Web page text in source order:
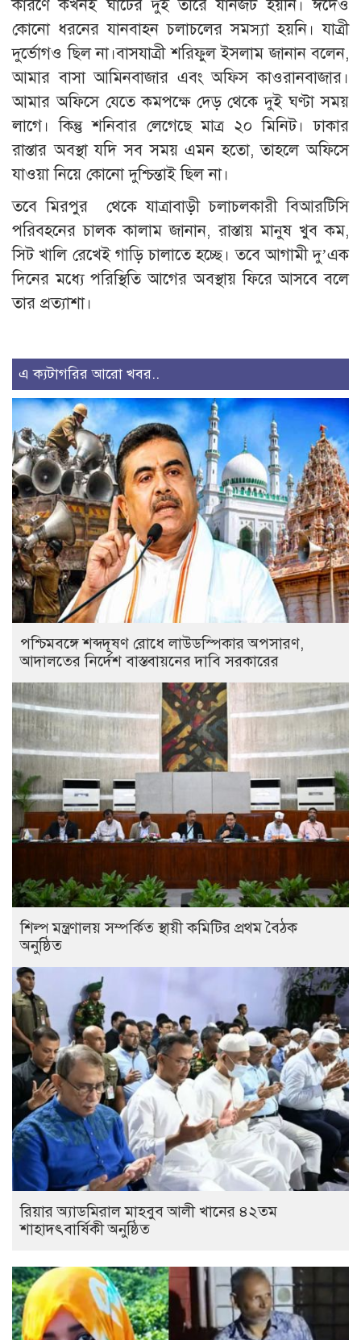
কারণে কখনই ঘাটের দুই তীরে যানজট হয়নি। ঈদেও
কোনো ধরনের যানবাহন চলাচলের সমস্যা হয়নি। যাত্রী
দুর্ভোগও ছিল না।বাসযাত্রী শরিফুল ইসলাম জানান বলেন,
আমার বাসা আমিনবাজার এবং অফিস কাওরানবাজার।
আমার অফিসে যেতে কমপক্ষে দেড় থেকে দুই ঘণ্টা সময়
লাগে। কিন্তু শনিবার লেগেছে মাত্র ২০ মিনিট। ঢাকার
রাস্তার অবস্থা যদি সব সময় এমন হতো, তাহলে অফিসে
যাওয়া নিয়ে কোনো দুশ্চিন্তাই ছিল না।
তবে মিরপুর থেকে যাত্রাবাড়ী চলাচলকারী বিআরটিসি
পরিবহনের চালক কালাম জানান, রাস্তায় মানুষ খুব কম,
সিট খালি রেখেই গাড়ি চালাতে হচ্ছে। তবে আগামী দু’এক
দিনের মধ্যে পরিস্থিতি আগের অবস্থায় ফিরে আসবে বলে
তার প্রত্যাশা।
এ ক্যটাগরির আরো খবর..
পশ্চিমবঙ্গে শব্দদূষণ রোধে লাউডস্পিকার অপসারণ,
আদালতের নির্দেশ বাস্তবায়নের দাবি সরকারের
শিল্প মন্ত্রণালয় সম্পর্কিত স্থায়ী কমিটির প্রথম বৈঠক
অনুষ্ঠিত
রিয়ার অ্যাডমিরাল মাহবুব আলী খানের ৪২তম
শাহাদৎবার্ষিকী অনুষ্ঠিত